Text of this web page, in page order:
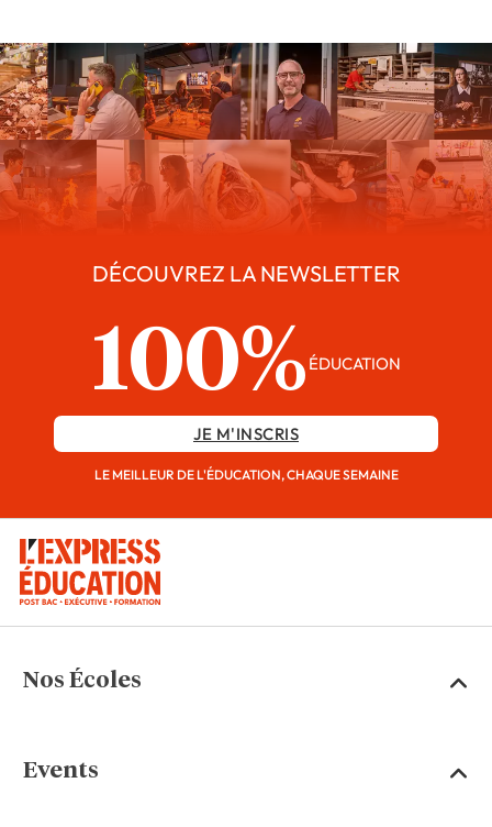
DÉCOUVREZ LA NEWSLETTER
100% ÉDUCATION
JE M'INSCRIS
LE MEILLEUR DE L'ÉDUCATION, CHAQUE SEMAINE
Nos Écoles
Events